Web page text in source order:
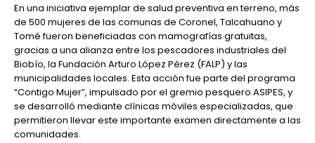
En una iniciativa ejemplar de salud preventiva en terreno, más
de 500 mujeres de las comunas de Coronel, Talcahuano y
Tomé fueron beneficiadas con mamografías gratuitas,
gracias a una alianza entre los pescadores industriales del
Biobío, la Fundación Arturo López Pérez (FALP) y las
municipalidades locales. Esta acción fue parte del programa
“Contigo Mujer”, impulsado por el gremio pesquero ASIPES, y
se desarrolló mediante clínicas móviles especializadas, que
permitieron llevar este importante examen directamente a las
comunidades.